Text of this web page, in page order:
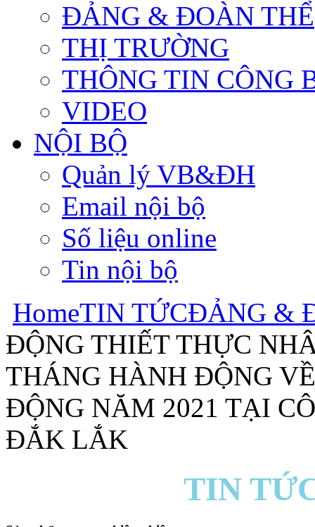
ĐẢNG & ĐOÀN THỂ
THỊ TRƯỜNG
THÔNG TIN CÔNG
VIDEO
NỘI BỘ
Quản lý VB&ĐH
Email nội bộ
Số liệu online
Tin nội bộ
HomeTIN TỨCĐẢNG &
ĐỘNG THIẾT THỰC
THÁNG HÀNH ĐỘNG
ĐỘNG NĂM 2021 TẠI
ĐẮK LẮK
TIN